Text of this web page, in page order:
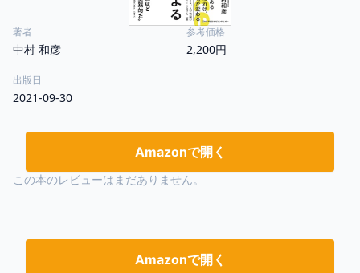
著者
中村 和彦
参考価格
2,200円
出版日
2021-09-30
Amazonで開く
この本のレビューはまだありません。
Amazonで開く